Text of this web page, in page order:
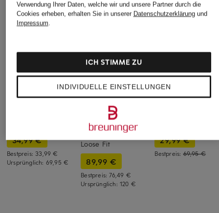
34,99 €
Bestpreis:33,99 €
Ursprünglich: 69,95 €
+Aktionsrabatt
KnowledgeCotton
Leinenshorts FIG
Loose Fit
89,99 €
Bestpreis:76,49 €
Ursprünglich: 120 €
+Aktionsrabatt
29,99 €
Bestpreis:69,95 €
Verwendung Ihrer Daten, welche wir und unsere Partner durch die
Cookies erheben, erhalten Sie in unserer Datenschutzerklärungund
Impressum.
INDIVIDUELLE EINSTELLUNGEN
ICH STIMME ZU